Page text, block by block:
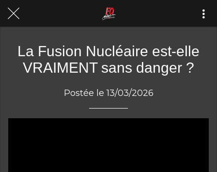
La Fusion Nucléaire est-elle
VRAIMENT sans danger ?
Postée le 13/03/2026